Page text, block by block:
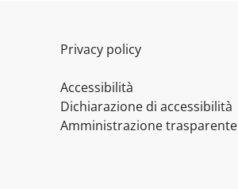
Privacy policy
Accessibilità
Dichiarazione di accessibilità
Amministrazione trasparente